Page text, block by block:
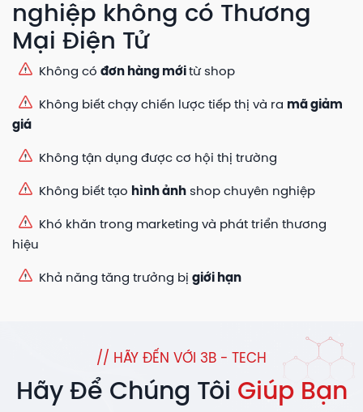
nghiệp không có Thương
Mại Điện Tử
Không có đơn hàng mớitừ shop
Không biết chạy chiến lược tiếp thị và ra mã giảm
giá
Không tận dụng được cơ hội thị trường
Không biết tạo hình ảnh shop chuyên nghiệp
Khó khăn trong marketing và phát triển thương
hiệu
Khả năng tăng trưởng bị giới hạn
// HÃY ĐẾN VỚI 3B - TECH
Hãy Để Chúng Tôi Giúp Bạn